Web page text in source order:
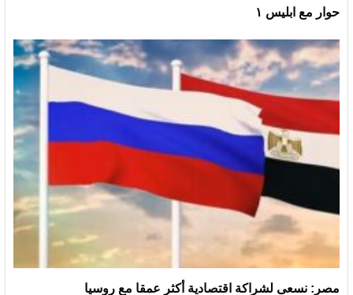
حوار مع ابليس ١
مصر: نسعى لشراكة اقتصادية أكثر عمقا مع روسيا